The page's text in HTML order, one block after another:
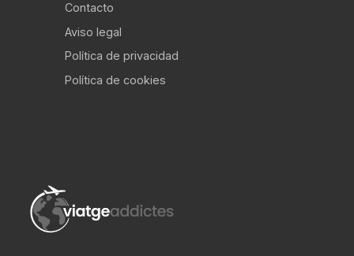
Contacto
Aviso legal
Política de privacidad
Política de cookies